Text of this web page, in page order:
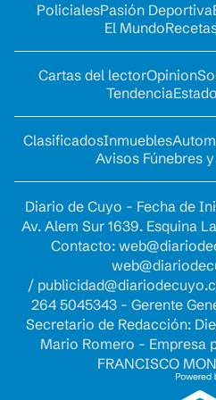
PolicialesPasión Deportiva
El Mundo
Cartas del lectorOpinion
Tendencia
ClasificadosInmuebles
Avisos Fúnebres
Diario de Cuyo - Fecha de
Av. Alem Sur 1639. Esquina
Contacto:
/
264 5045343 - Gerente
Secretario de Redacción:
Mario Romero - Empresa
FRANCISCO